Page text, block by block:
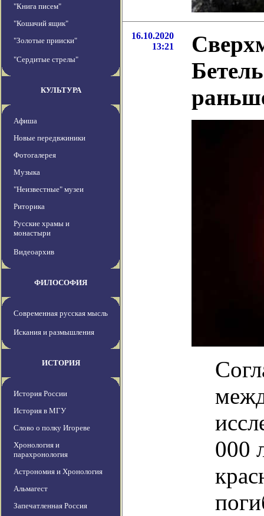
"Книга писем"
"Кошачий ящик"
"Золотые прииски"
"Сердитые стрелы"
КУЛЬТУРА
Афиша
Новые передвжиники
Фотогалерея
Музыка
"Неизвестные" музеи
Риторика
Русские храмы и
монастыри
Видеоархив
ФИЛОСОФИЯ
Современная русская мысль
Искания и размышления
ИСТОРИЯ
История России
История в МГУ
Слово о полку Игореве
Хронология и
парахронология
Астрономия и Хронология
Альмагест
Запечатленная Россия
16.10.2020
13:21
000